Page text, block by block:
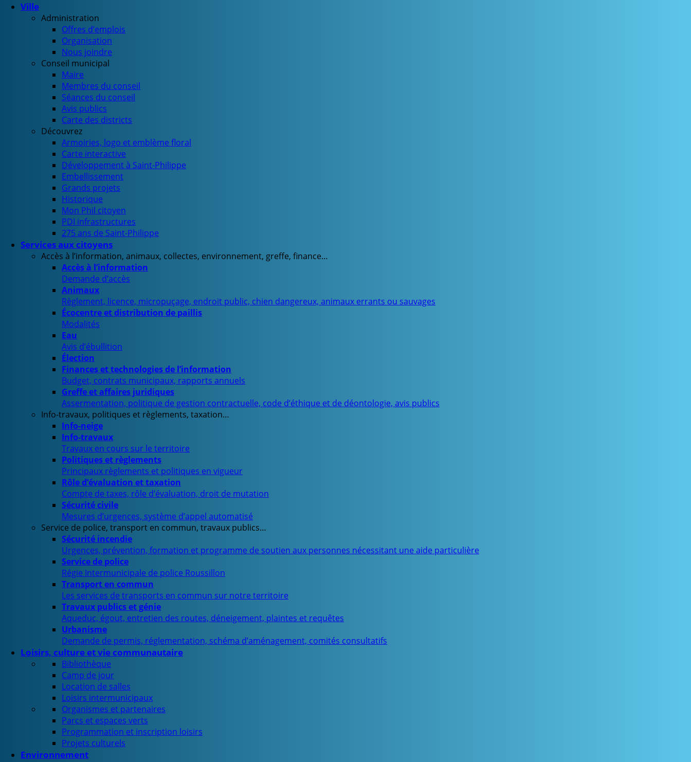
Ville
Administration
Offres d’emplois
Organisation
Nous joindre
Conseil municipal
Maire
Membres du conseil
Séances du conseil
Avis publics
Carte des districts
Découvrez
Armoiries, logo et emblème floral
Carte interactive
Développement à Saint-Philippe
Embellissement
Grands projets
Historique
Mon Phil citoyen
PDI infrastructures
275 ans de Saint-Philippe
Services aux citoyens
Accès à l’information, animaux, collectes, environnement, greffe, finance…
Accès à l’information
Demande d’accès
Animaux
Règlement, licence, micropuçage, endroit public, chien dangereux, animaux errants ou sauvages
Écocentre et distribution de paillis
Modalités
Eau
Avis d’ébullition
Élection
Finances et technologies de l’information
Budget, contrats municipaux, rapports annuels
Greffe et affaires juridiques
Assermentation, politique de gestion contractuelle, code d’éthique et de déontologie, avis publics
Info-travaux, politiques et règlements, taxation…
Info-neige
Info-travaux
Travaux en cours sur le territoire
Politiques et règlements
Principaux règlements et politiques en vigueur
Rôle d’évaluation et taxation
Compte de taxes, rôle d’évaluation, droit de mutation
Sécurité civile
Mesures d’urgences, système d’appel automatisé
Service de police, transport en commun, travaux publics…
Sécurité incendie
Urgences, prévention, formation et programme de soutien aux personnes nécessitant une aide particulière
Service de police
Régie Intermunicipale de police Roussillon
Transport en commun
Les services de transports en commun sur notre territoire
Travaux publics et génie
Aqueduc, égout, entretien des routes, déneigement, plaintes et requêtes
Urbanisme
Demande de permis, réglementation, schéma d’aménagement, comités consultatifs
Loisirs, culture et vie communautaire
Bibliothèque
Camp de jour
Location de salles
Loisirs intermunicipaux
Organismes et partenaires
Parcs et espaces verts
Programmation et inscription loisirs
Projets culturels
Environnement